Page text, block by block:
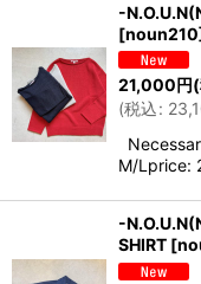
-
[noun210
21,000円
(税込:
M/Lprice:
-
SHIRT [